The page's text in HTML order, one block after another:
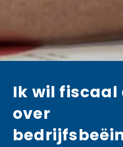
Ik wil fiscaal
over